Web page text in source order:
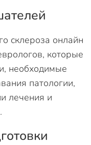
склероза онлайн
которые
необходимые
патологии,
лечения и